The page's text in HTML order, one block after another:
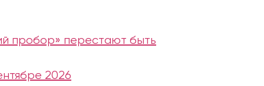
пробор» перестают быть
2026